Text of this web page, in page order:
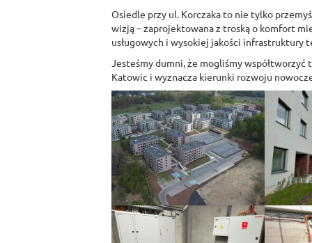
Osiedle przy ul. Korczaka to nie tylko
wizją – zaprojektowana z troską o komfort
usługowych i wysokiej jakości infrastruktury
Jesteśmy dumni, że mogliśmy
Katowic i wyznacza kierunki rozwoju